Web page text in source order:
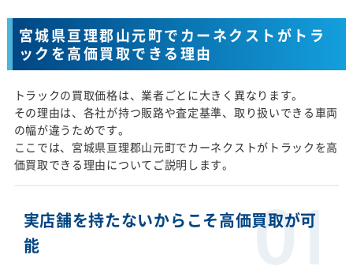
宮城県亘理郡山元町でカーネクストがトラ
ックを高価買取できる理由
トラックの買取価格は、業者ごとに大きく異なります。
その理由は、各社が持つ販路や査定基準、取り扱いできる車両
の幅が違うためです。
ここでは、宮城県亘理郡山元町でカーネクストがトラックを高
価買取できる理由についてご説明します。
実店舗を持たないからこそ高価買取が可
能